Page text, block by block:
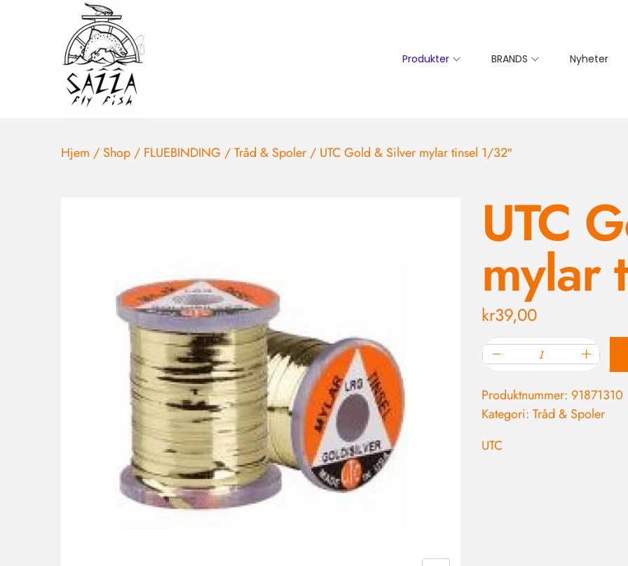
Produkter BRANDS Nyheter
Hjem / Shop / FLUEBINDING /Tråd & Spoler / UTC Gold & Silver mylar tinsel 1/32″
UTC
mylar
kr39,00
Produktnummer: 91871310
Kategori: Tråd & Spoler
UTC